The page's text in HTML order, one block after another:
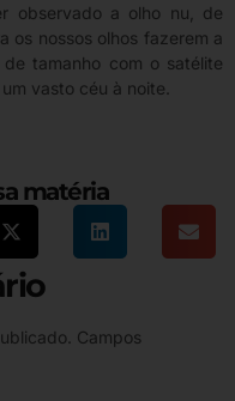
observado a olho nu, de
os nossos olhos fazerem a
tamanho com o satélite
vasto céu à noite.
matéria
Campos